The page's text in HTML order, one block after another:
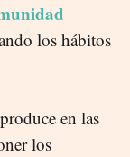
los hábitos
en las
los